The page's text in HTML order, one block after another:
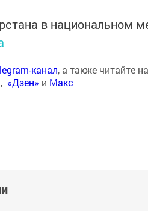
в национальном
канал, а также читайте
, «Дзен» и Макс